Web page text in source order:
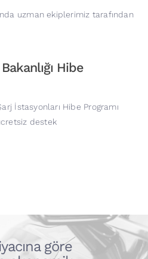
uzman ekiplerimiz tarafından
Hibe
İstasyonları Hibe Programı
destek
göre